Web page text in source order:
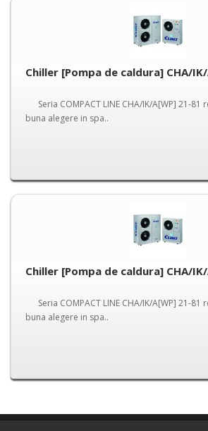
Chiller [Pompa de caldura] CHA/IK/
Seria COMPACT LINE CHA/IK/A[WP] 21-81
buna alegere in spa..
Chiller [Pompa de caldura] CHA/IK/
Seria COMPACT LINE CHA/IK/A[WP] 21-81
buna alegere in spa..